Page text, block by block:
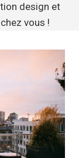
design et
vous !